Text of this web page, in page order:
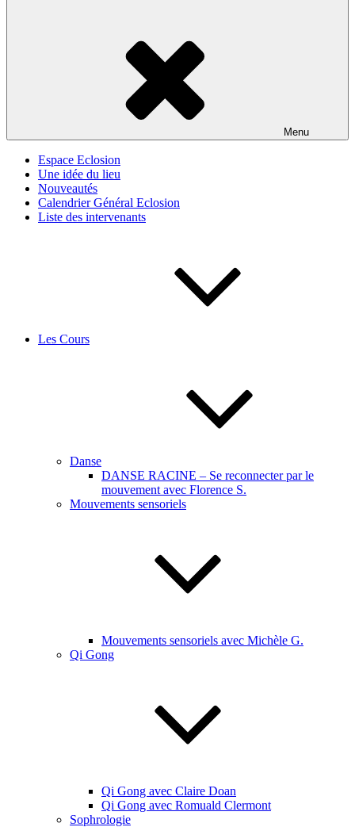
Menu
Espace Eclosion
Une idée du lieu
Nouveautés
Calendrier Général Eclosion
Liste des intervenants
Les Cours
Danse
DANSE RACINE – Se reconnecter par le
mouvement avec Florence S.
Mouvements sensoriels
Mouvements sensoriels avec Michèle G.
Qi Gong
Qi Gong avec Claire Doan
Qi Gong avec Romuald Clermont
Sophrologie